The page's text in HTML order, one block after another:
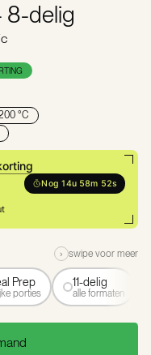
8-delig
°C
Nog 14u 58m 52s
› swipe voor meer
Prep
porties
11-delig
alle formaten